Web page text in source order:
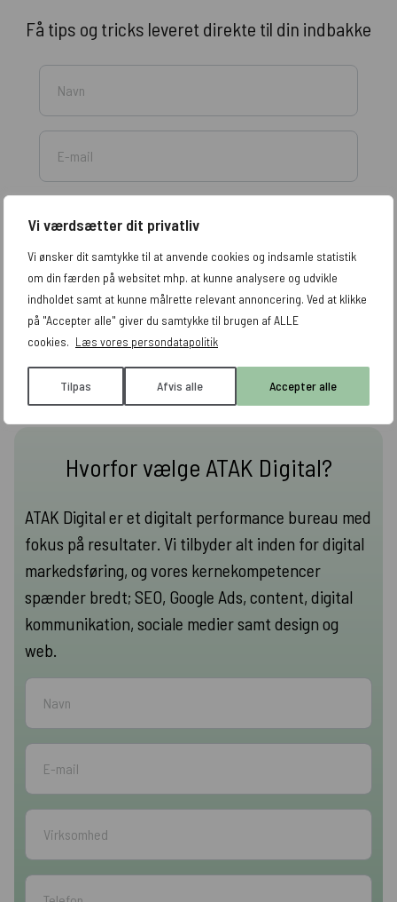
Vi værdsætter dit privatliv
Vi ønsker dit samtykke til at anvende cookies og indsamle statistik
om din færden på websitet mhp. at kunne analysere og udvikle
indholdet samt at kunne målrette relevant annoncering. Ved at klikke
på "Accepter alle" giver du samtykke til brugen af ALLE
cookies. Læs vores persondatapolitik
Tilpas Afvis alle Accepter alle
Få tips og tricks leveret direkte til din indbakke
opbevares. Læs mere i vores
tilmelder dig vores nyhedsbrev.
Hvorfor vælge ATAK Digital?
ATAK Digital er et digitalt performance bureau med
fokus på resultater. Vi tilbyder alt inden for digital
markedsføring, og vores kernekompetencer
spænder bredt; SEO, Google Ads, content, digital
kommunikation, sociale medier samt design og
web.